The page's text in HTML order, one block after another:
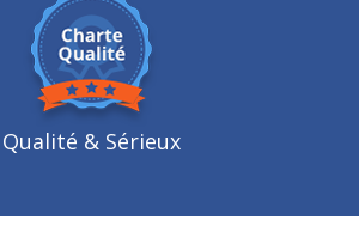
Qualité & Sérieux